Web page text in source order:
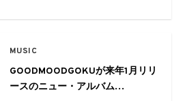
MUSIC
GOODMOODGOKUが来年1月リリ
ースのニュー・アルバム